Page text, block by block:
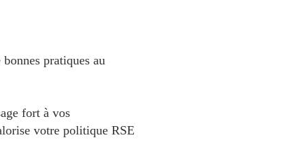
pratiques au
fort à vos
votre politique RSE